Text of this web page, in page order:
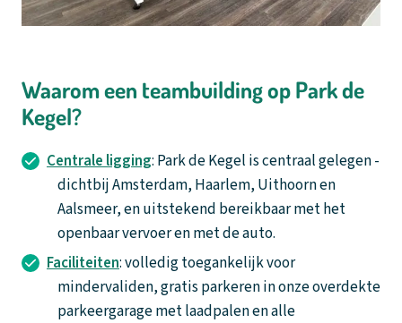
Waarom een teambuilding op Park de
Kegel?
Centrale ligging: Park de Kegel is centraal gelegen -
dichtbij Amsterdam, Haarlem, Uithoorn en
Aalsmeer, en uitstekend bereikbaar met het
openbaar vervoer en met de auto.
Faciliteiten: volledig toegankelijk voor
mindervaliden, gratis parkeren in onze overdekte
parkeergarage met laadpalen en alle